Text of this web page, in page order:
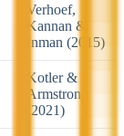
Verhoef,
Kannan &
Inman (2015)
Kotler &
Armstrong
(2021)